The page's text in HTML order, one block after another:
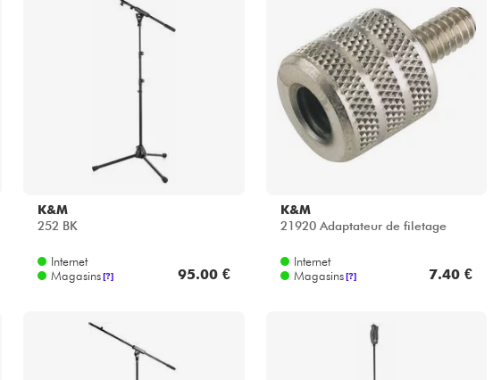
K&M
252 BK
Internet
Magasins[?] 95.00 €
K&M
21920 Adaptateur de filetage
Internet
Magasins [?] 7.40 €